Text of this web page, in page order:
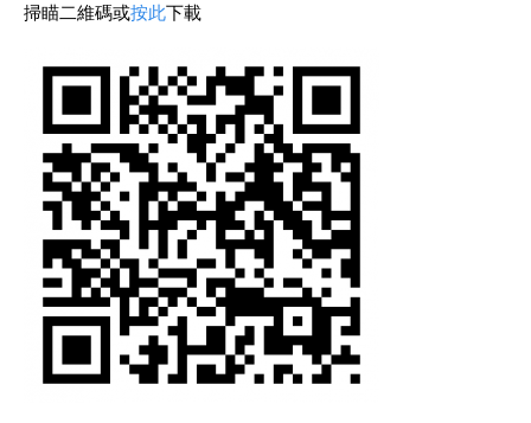
掃瞄二維碼或按此下載